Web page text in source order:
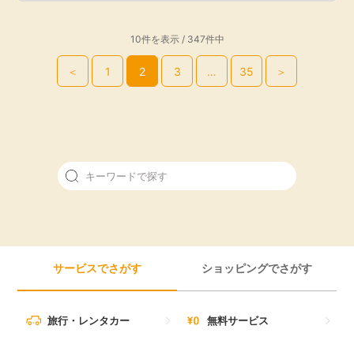
10件を表示 / 347件中
＜ 1 2 3 … 35 ＞
サービスでさがす ショッピングでさがす
旅行・レンタカー 無料サービス